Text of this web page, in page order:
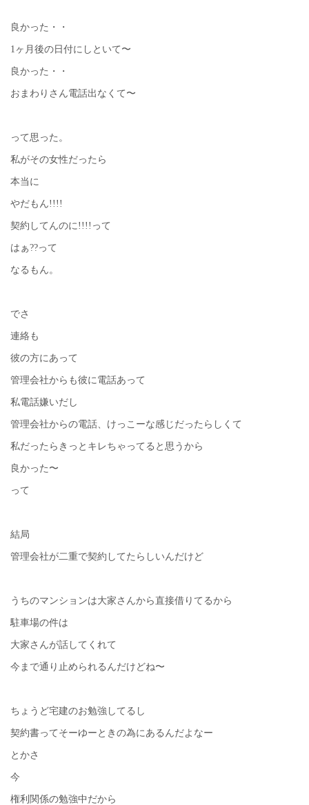
良かった・・
1ヶ月後の日付にしといて〜
良かった・・
おまわりさん電話出なくて〜
って思った。
私がその女性だったら
本当に
やだもん!!!!
契約してんのに!!!!って
はぁ??って
なるもん。
でさ
連絡も
彼の方にあって
管理会社からも彼に電話あって
私電話嫌いだし
管理会社からの電話、けっこーな感じだったらしくて
私だったらきっとキレちゃってると思うから
良かった〜
って
結局
管理会社が二重で契約してたらしいんだけど
うちのマンションは大家さんから直接借りてるから
駐車場の件は
大家さんが話してくれて
今まで通り止められるんだけどね〜
ちょうど宅建のお勉強してるし
契約書ってそーゆーときの為にあるんだよなー
とかさ
今
権利関係の勉強中だから